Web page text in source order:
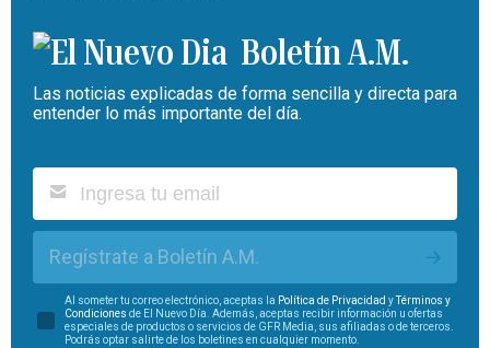
Boletín A.M.
Las noticias explicadas de forma sencilla y directa para
entender lo más importante del día.
Regístrate a Boletín A.M.
Al someter tu correo electrónico, aceptas la Política de Privacidad yTérminos y
Condiciones de El Nuevo Día. Además, aceptas recibir información u ofertas
especiales de productos o servicios de GFR Media, sus afiliadas o de terceros.
Podrás optar salirte de los boletines en cualquier momento.